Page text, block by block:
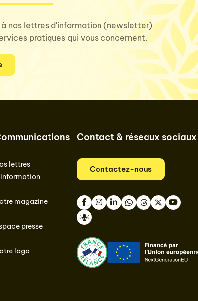
nos lettres d'information (newsletter)
pratiques qui vous concernent.
lettres
magazine
presse
logo
Contact & réseaux sociaux
Contactez-nous
FacebookInstagram